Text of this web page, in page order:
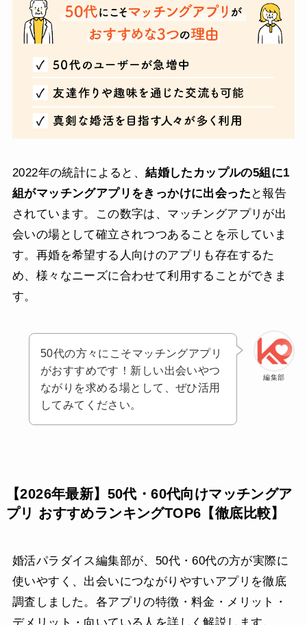
2022年の統計によると、結婚したカップルの5組に1
組がマッチングアプリをきっかけに出会った と報告
されています。この数字は、マッチングアプリが出
会いの場として確立されつつあることを示していま
す。再婚を希望する人向けのアプリも存在するた
め、様々なニーズに合わせて利用することができま
す。
編集部
50代の方々にこそマッチングアプリ
がおすすめです！新しい出会いやつ
ながりを求める場として、ぜひ活用
してみてください。
【2026年最新】50代・60代向けマッチングア
プリ おすすめランキングTOP6【徹底比較】
婚活パラダイス編集部が、50代・60代の方が実際に
使いやすく、出会いにつながりやすいアプリを徹底
調査しました。各アプリの特徴・料金・メリット・